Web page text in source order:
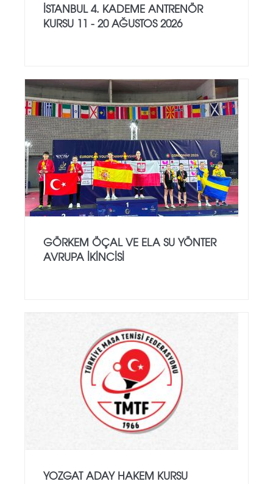
İSTANBUL 4. KADEME ANTRENÖR
KURSU 11 - 20 AĞUSTOS 2026
GÖRKEM ÖÇAL VE ELA SU YÖNTER
AVRUPA İKINCISI
YOZGAT ADAY HAKEM KURSU